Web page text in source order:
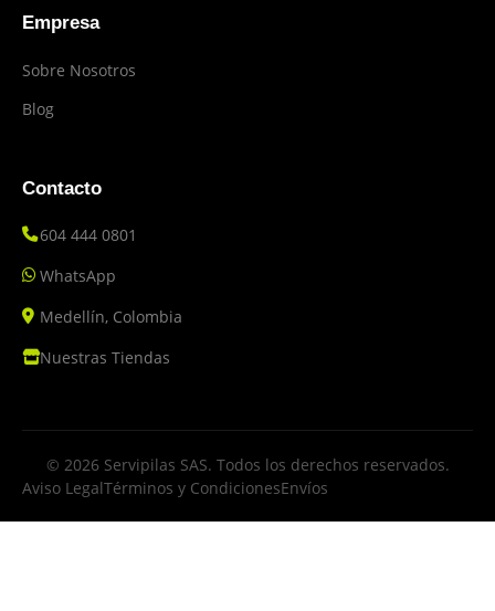
Empresa
Sobre Nosotros
Blog
Contacto
604 444 0801
WhatsApp
Medellín, Colombia
Nuestras Tiendas
© 2026 Servipilas SAS. Todos los derechos reservados.
Aviso LegalTérminos y CondicionesEnvíos